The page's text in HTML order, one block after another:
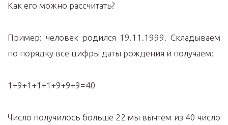
Как его можно рассчитать?
Пример: человек родился 19.11.1999. Складываем
по порядку все цифры даты рождения и получаем:
1+9+1+1+1+9+9+9=40
Число получилось больше 22 мы вычтем из 40 число